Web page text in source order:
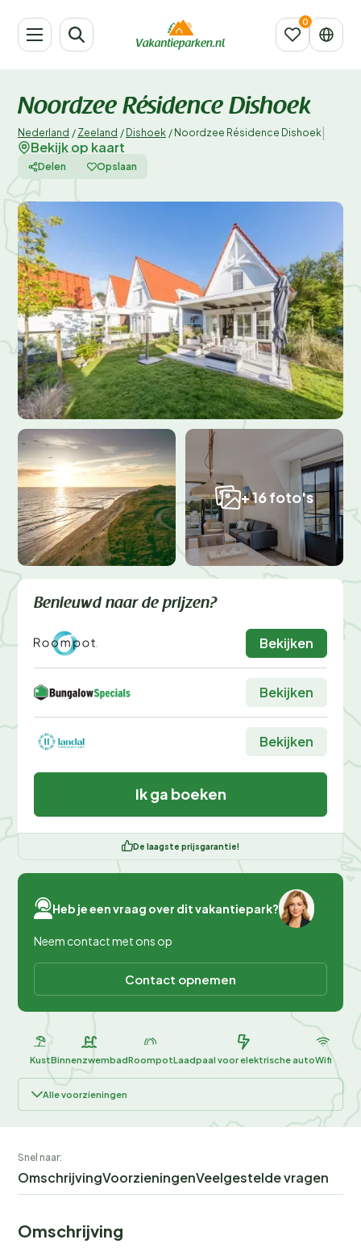
Noordzee Résidence Dishoek
Nederland / Zeeland / Dishoek / Noordzee Résidence Dishoek
Bekijk op kaart
Delen Opslaan
+ 16 foto's
Benieuwd naar de prijzen?
Bekijken
Bekijken
Bekijken
Ik ga boeken
De laagste prijsgarantie!
Heb je een vraag over dit vakantiepark?
Neem contact met ons op
Contact opnemen
KustBinnenzwembadRoompotLaadpaal voor elektrische autoWifi
Alle voorzieningen
Snel naar:
OmschrijvingVoorzieningenVeelgestelde vragen
Omschrijving